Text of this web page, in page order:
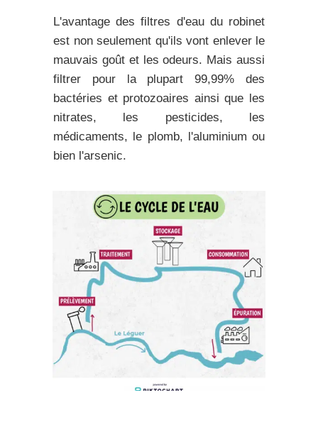
L'avantage desfiltres d'eaudu robinet
est non seulement qu'ils vont enlever le
mauvais goût et les odeurs. Mais aussi
filtrer pour la plupart 99,99% des
bactéries et protozoaires ainsi que les
nitrates, les pesticides, les
médicaments, le plomb, l'aluminium ou
bien l'arsenic.